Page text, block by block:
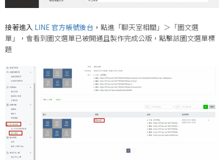
接著進入 LINE 官方帳號後台 ， 點進「聊天室相關」＞「圖文選
單」，會看到圖文選單已被開通且製作完成公版，點擊該圖文選單標
題